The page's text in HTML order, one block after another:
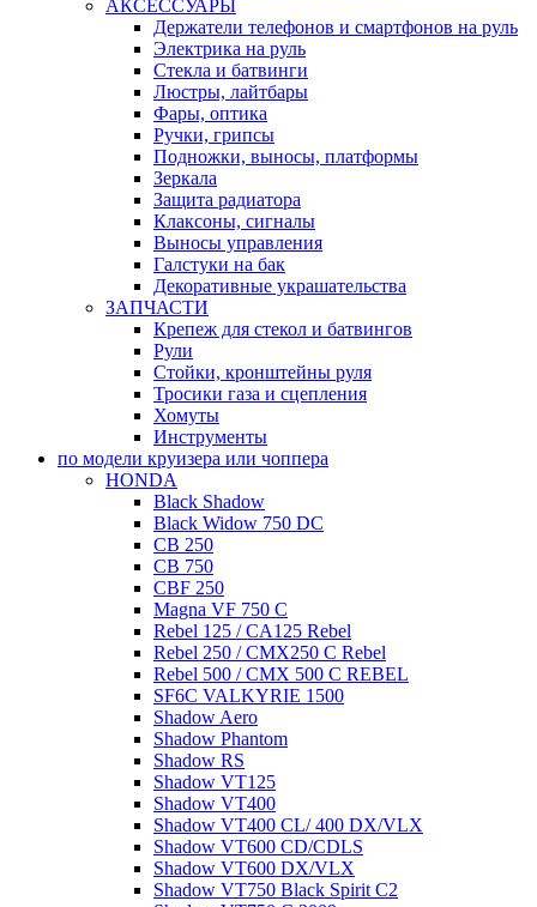
АКСЕССУАРЫ
Держатели телефонов и смартфонов на руль
Электрика на руль
Стекла и батвинги
Люстры, лайтбары
Фары, оптика
Ручки, грипсы
Подножки, выносы, платформы
Зеркала
Защита радиатора
Клаксоны, сигналы
Выносы управления
Галстуки на бак
Декоративные украшательства
ЗАПЧАСТИ
Крепеж для стекол и батвингов
Рули
Стойки, кронштейны руля
Тросики газа и сцепления
Хомуты
Инструменты
по модели круизера или чоппера
HONDA
Black Shadow
Black Widow 750 DC
CB 250
CB 750
CBF 250
Magna VF 750 C
Rebel 125 / CA125 Rebel
Rebel 250 / CMX250 C Rebel
Rebel 500 / CMX 500 C REBEL
SF6C VALKYRIE 1500
Shadow Aero
Shadow Phantom
Shadow RS
Shadow VT125
Shadow VT400
Shadow VT400 CL/ 400 DX/VLX
Shadow VT600 CD/CDLS
Shadow VT600 DX/VLX
Shadow VT750 Black Spirit C2